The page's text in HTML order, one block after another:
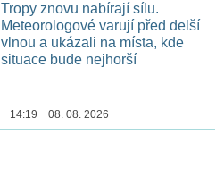
Tropy znovu nabírají sílu.
Meteorologové varují před delší
vlnou a ukázali na místa, kde
situace bude nejhorší
14:19 08. 08. 2026